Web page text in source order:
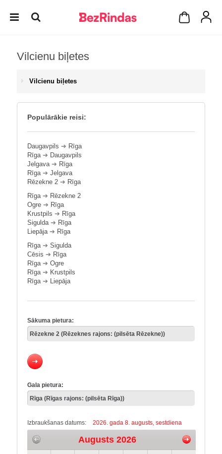
Vilcienu biļetes
Vilcienu biļetes
Populārākie reisi:
Daugavpils ➔ Rīga
Rīga➔ Daugavpils
Jelgava➔ Rīga
Rīga➔ Jelgava
Rēzekne 2 ➔ Rīga
Rīga➔ Rēzekne 2
Ogre ➔ Rīga
Krustpils ➔ Rīga
Sigulda➔ Rīga
Liepāja➔ Rīga
Rīga➔ Sigulda
Cēsis ➔ Rīga
Rīga➔ Ogre
Rīga➔ Krustpils
Rīga➔ Liepāja
Sākuma pietura:
Gala pietura:
Izbraukšanas datums: 2026. gada 8. augusts, sestdiena
Augusts 2026